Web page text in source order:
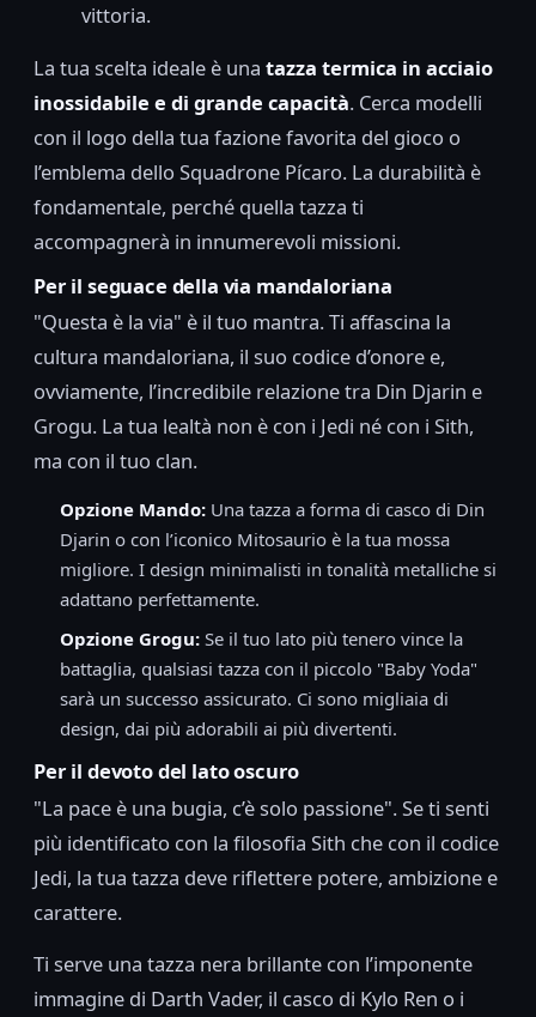
vittoria.
La tua scelta ideale è una tazza termica in acciaio
inossidabile e di grande capacità. Cerca modelli
con il logo della tua fazione favorita del gioco o
l’emblema dello Squadrone Pícaro. La durabilità è
fondamentale, perché quella tazza ti
accompagnerà in innumerevoli missioni.
Per il seguace della via mandaloriana
"Questa è la via" è il tuo mantra. Ti affascina la
cultura mandaloriana, il suo codice d’onore e,
ovviamente, l’incredibile relazione tra Din Djarin e
Grogu. La tua lealtà non è con i Jedi né con i Sith,
ma con il tuo clan.
Opzione Mando: Una tazza a forma di casco di Din
Djarin o con l’iconico Mitosaurio è la tua mossa
migliore. I design minimalisti in tonalità metalliche si
adattano perfettamente.
Opzione Grogu: Se il tuo lato più tenero vince la
battaglia, qualsiasi tazza con il piccolo "Baby Yoda"
sarà un successo assicurato. Ci sono migliaia di
design, dai più adorabili ai più divertenti.
Per il devoto del lato oscuro
"La pace è una bugia, c’è solo passione". Se ti senti
più identificato con la filosofia Sith che con il codice
Jedi, la tua tazza deve riflettere potere, ambizione e
carattere.
Ti serve una tazza nera brillante con l’imponente
immagine di Darth Vader, il casco di Kylo Ren o i